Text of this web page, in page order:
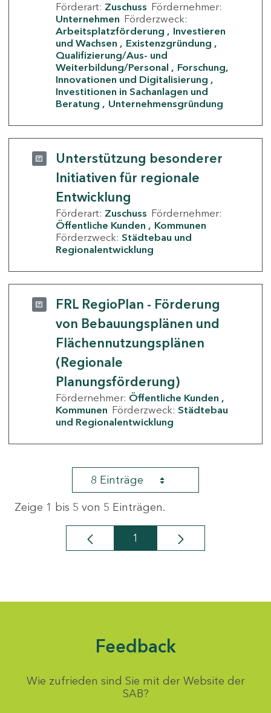
Förderart: Zuschuss Fördernehmer:
Unternehmen Förderzweck:
Arbeitsplatzförderung
Investieren
und Wachsen
Existenzgründung
Qualifizierung/Aus- und
Weiterbildung/Personal
Forschung,
Innovationen und Digitalisierung
Investitionen in Sachanlagen und
Beratung
Unternehmensgründung
Unterstützung besonderer
Initiativen für regionale
Entwicklung
Förderart: Zuschuss Fördernehmer:
Öffentliche Kunden
Kommunen
Förderzweck: Städtebau und
Regionalentwicklung
FRL RegioPlan - Förderung
von Bebauungsplänen und
Flächennutzungsplänen
(Regionale
Planungsförderung)
Fördernehmer: Öffentliche Kunden
Kommunen Förderzweck: Städtebau
und Regionalentwicklung
8 Einträge
Zeige 1 bis 5 von 5 Einträgen.
Seite
1
Feedback
Wie zufrieden sind Sie mit der Website der
SAB?